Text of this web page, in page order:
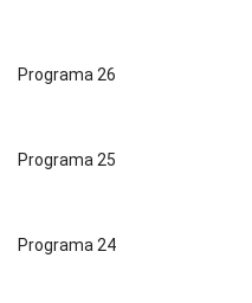
Programa 26
Programa 25
Programa 24